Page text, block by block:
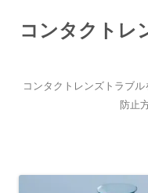
テ
ン
キ
ッ
コンタクトレ
コンタクトレンズトラブ
防止